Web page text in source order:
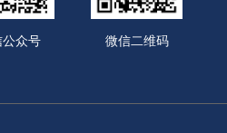
公众号 微信二维码